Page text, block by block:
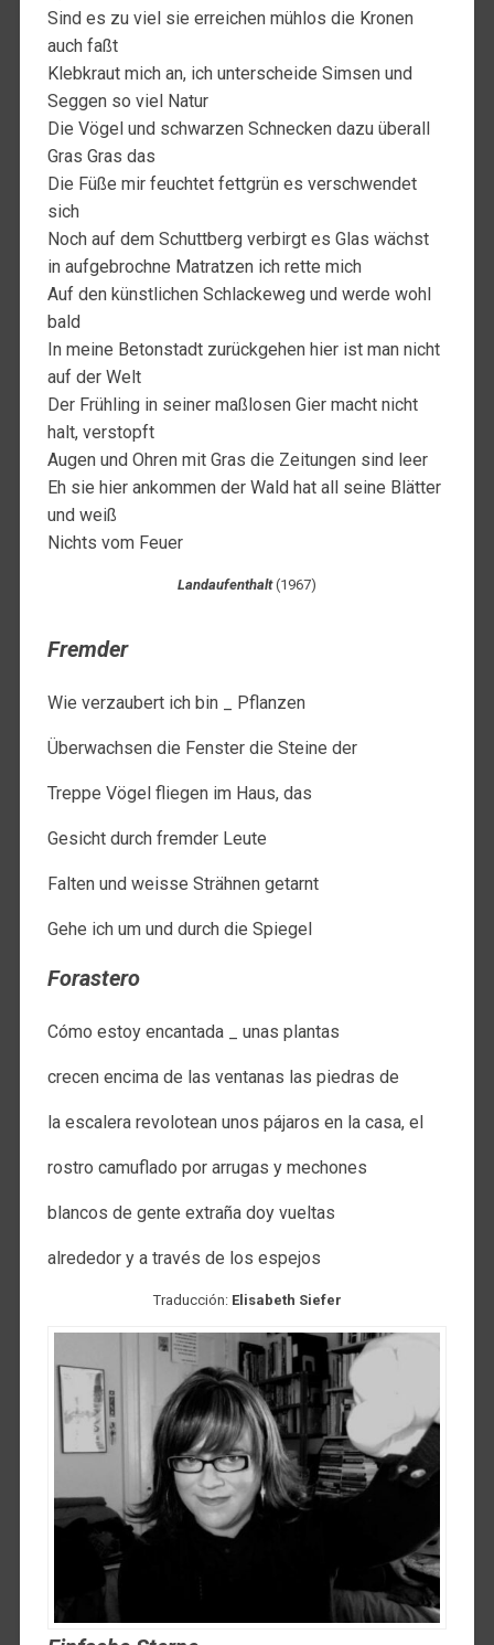
Sind es zu viel sie erreichen mühlos die Kronen
auch faßt
Klebkraut mich an, ich unterscheide Simsen und
Seggen so viel Natur
Die Vögel und schwarzen Schnecken dazu überall
Gras Gras das
Die Füße mir feuchtet fettgrün es verschwendet
sich
Noch auf dem Schuttberg verbirgt es Glas wächst
in aufgebrochne Matratzen ich rette mich
Auf den künstlichen Schlackeweg und werde wohl
bald
In meine Betonstadt zurückgehen hier ist man nicht
auf der Welt
Der Frühling in seiner maßlosen Gier macht nicht
halt, verstopft
Augen und Ohren mit Gras die Zeitungen sind leer
Eh sie hier ankommen der Wald hat all seine Blätter
und weiß
Nichts vom Feuer
Landaufenthalt(1967)
Fremder
Wie verzaubert ich bin _ Pflanzen
Überwachsen die Fenster die Steine der
Treppe Vögel fliegen im Haus, das
Gesicht durch fremder Leute
Falten und weisse Strähnen getarnt
Gehe ich um und durch die Spiegel
Forastero
Cómo estoy encantada _ unas plantas
crecen encima de las ventanas las piedras de
la escalera revolotean unos pájaros en la casa, el
rostro camuflado por arrugas y mechones
blancos de gente extraña doy vueltas
alrededor y a través de los espejos
Traducción: Elisabeth Siefer